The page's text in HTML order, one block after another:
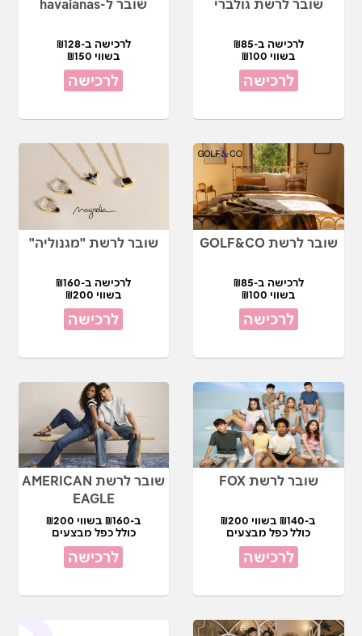
שובר לרשת גולברי
לרכישה ב-₪85
בשווי ₪100
לרכישה
שובר ל-havaianas
לרכישה ב-₪128
בשווי ₪150
לרכישה
שובר לרשת GOLF&CO
לרכישה ב-₪85
בשווי ₪100
לרכישה
שובר לרשת "מגנוליה"
לרכישה ב-₪160
בשווי ₪200
לרכישה
שובר לרשת FOX
ב-₪140 בשווי ₪200
כולל כפל מבצעים
לרכישה
שובר לרשת AMERICAN
EAGLE
ב-₪160 בשווי ₪200
כולל כפל מבצעים
לרכישה